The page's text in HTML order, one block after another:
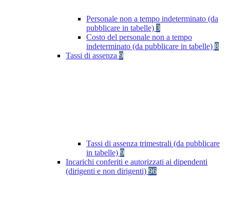
Personale non a tempo indeterminato (da
pubblicare in tabelle) 3
Costo del personale non a tempo
indeterminato (da pubblicare in tabelle) 8
Tassi di assenza 9
Tassi di assenza trimestrali (da pubblicare
in tabelle) 9
Incarichi conferiti e autorizzati ai dipendenti
(dirigenti e non dirigenti) 96